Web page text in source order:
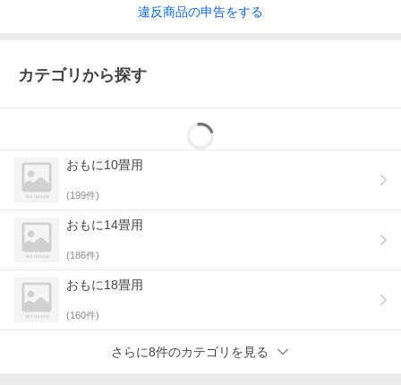
エアコン 6畳 冷暖房
違反商品の申告をする
カテゴリから探す
おもに10畳用
(199件)
おもに14畳用
(186件)
おもに18畳用
(160件)
さらに8件のカテゴリを見る